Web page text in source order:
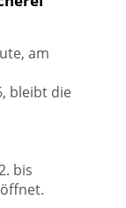
am
bleibt die
bis